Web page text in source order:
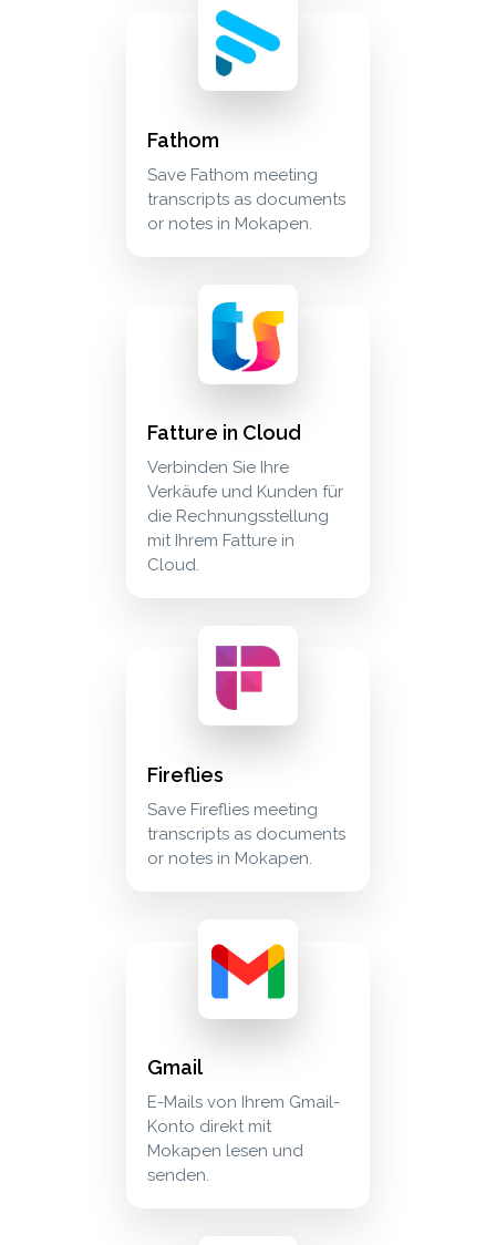
fathom save fathom meeting transcripts as
Fathom
Save Fathom meeting
transcripts as documents
or notes in Mokapen.
fatture in cloud verbinden sie ihre verkäufe
finance_invoicing
Fatture in Cloud
Verbinden Sie Ihre
Verkäufe und Kunden für
die Rechnungsstellung
mit Ihrem Fatture in
Cloud.
fireflies save fireflies meeting transcripts as
Fireflies
Save Fireflies meeting
transcripts as documents
or notes in Mokapen.
gmail e-mails von ihrem gmail-konto direkt
communication
Gmail
E-Mails von Ihrem Gmail-
Konto direkt mit
Mokapen lesen und
senden.